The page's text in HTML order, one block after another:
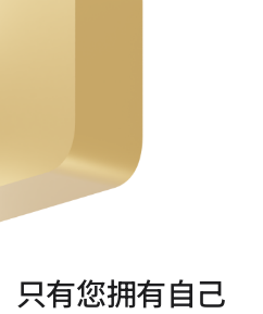
只有您拥有自己